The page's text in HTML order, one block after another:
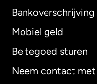
Bankoverschrijving
Mobiel geld
Beltegoed sturen
Neem contact met